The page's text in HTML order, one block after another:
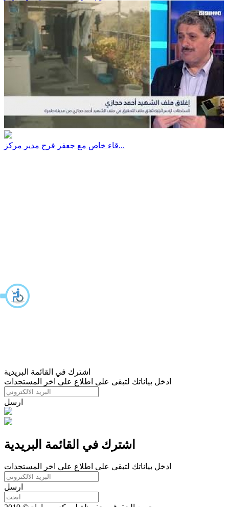
قاء خاص مع جعفر فرح مدير مركز...
اشترك في القائمة البريدية
ادخل بياناتك لتبقى على اطلاع على اخر المستجدات
ارسل
اشترك في القائمة البريدية
ادخل بياناتك لتبقى على اطلاع على اخر المستجدات
ارسل